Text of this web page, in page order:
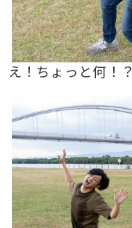
え！ちょっと何！？